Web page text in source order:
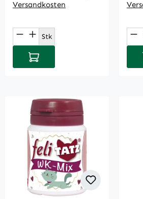
Versandkosten
Produkt Anzahl: Gib
Stk
In den Warenkorb